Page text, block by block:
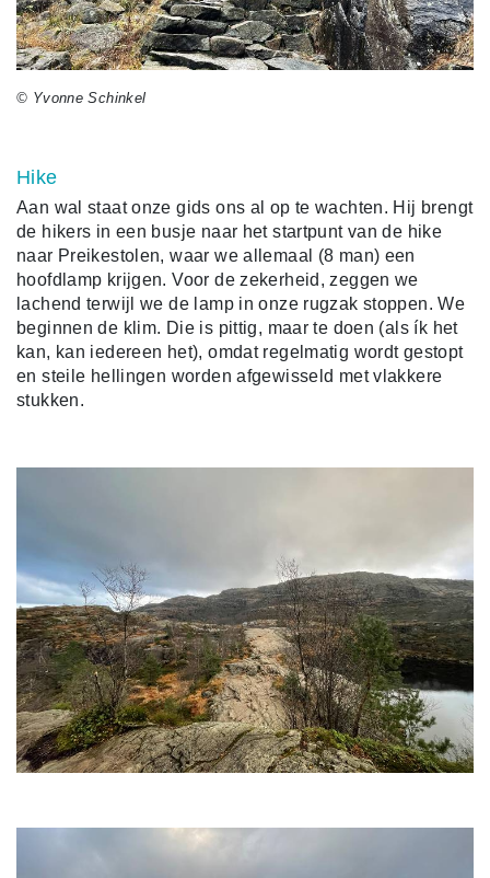
© Yvonne Schinkel
Hike
Aan wal staat onze gids ons al op te wachten. Hij brengt
de hikers in een busje naar het startpunt van de hike
naar Preikestolen, waar we allemaal (8 man) een
hoofdlamp krijgen. Voor de zekerheid, zeggen we
lachend terwijl we de lamp in onze rugzak stoppen. We
beginnen de klim. Die is pittig, maar te doen (als ík het
kan, kan iedereen het), omdat regelmatig wordt gestopt
en steile hellingen worden afgewisseld met vlakkere
stukken.